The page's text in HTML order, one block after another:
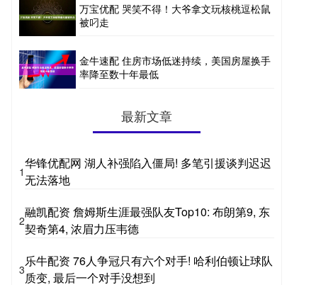
万宝优配 哭笑不得！大爷拿文玩核桃逗松鼠
被叼走
金牛速配 住房市场低迷持续，美国房屋换手
率降至数十年最低
最新文章
1
华锋优配网 湖人补强陷入僵局! 多笔引援谈判迟迟
无法落地
2
融凯配资 詹姆斯生涯最强队友Top10: 布朗第9, 东
契奇第4, 浓眉力压韦德
3
乐牛配资 76人争冠只有六个对手! 哈利伯顿让球队
质变, 最后一个对手没想到